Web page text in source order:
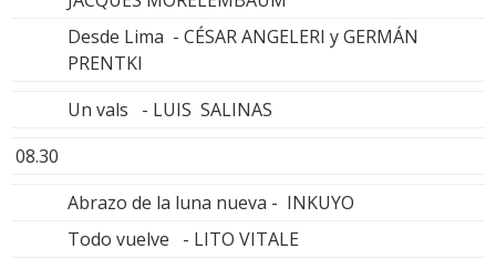
Desde Lima - CÉSAR ANGELERI y GERMÁN
PRENTKI
Un vals - LUIS SALINAS
08.30
Abrazo de la luna nueva - INKUYO
Todo vuelve - LITO VITALE